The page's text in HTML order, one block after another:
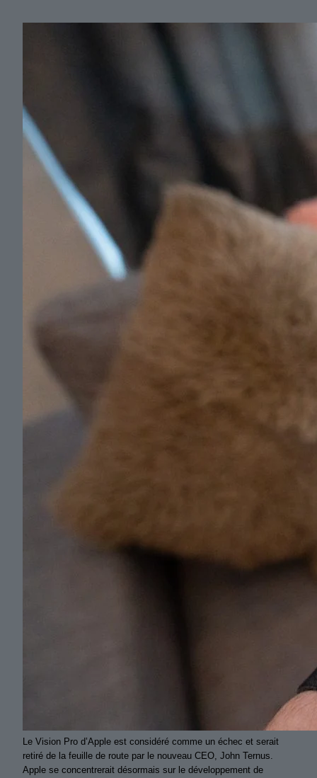
Le Vision Pro d’Apple est considéré comme un échec et serait
retiré de la feuille de route par le nouveau CEO, John Ternus.
Apple se concentrerait désormais sur le développement de